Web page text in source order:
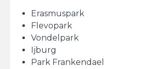
Erasmuspark
Flevopark
Vondelpark
Ijburg
Park Frankendael